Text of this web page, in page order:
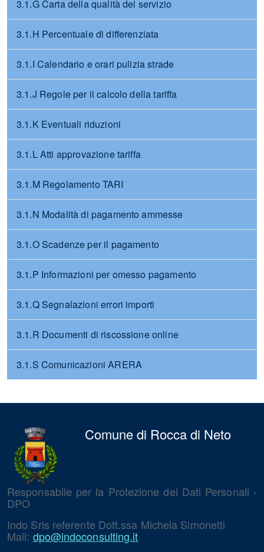
3.1.G Carta della qualità del servizio
3.1.H Percentuale di differenziata
3.1.I Calendario e orari pulizia strade
3.1.J Regole per il calcolo della tariffa
3.1.K Eventuali riduzioni
3.1.L Atti approvazione tariffa
3.1.M Regolamento TARI
3.1.N Modalità di pagamento ammesse
3.1.O Scadenze per il pagamento
3.1.P Informazioni per omesso pagamento
3.1.Q Segnalazioni errori importi
3.1.R Documenti di riscossione online
3.1.S Comunicazioni ARERA
Comune di Rocca di Neto
Responsabile per la Protezione dei Dati Personali -
DPO
Indo Srls referente Dott.ssa Michela Simonetti
Mail: dpo@indoconsulting.it